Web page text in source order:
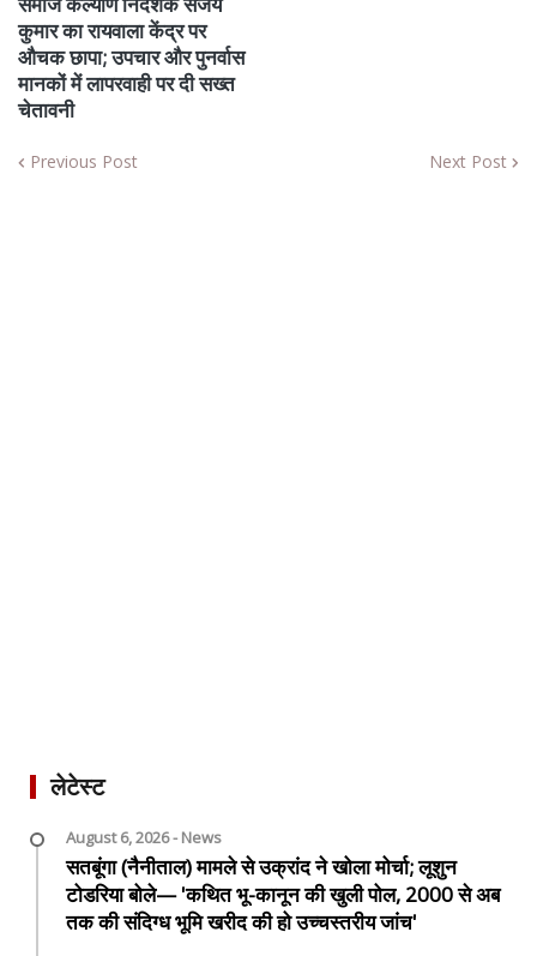
कुमार का रायवाला केंद्र पर
औचक छापा; उपचार और पुनर्वास
मानकों में लापरवाही पर दी सख्त
चेतावनी
Previous Post Next Post
लेटेस्ट
August 6, 2026 - News
सतबूंगा (नैनीताल) मामले से उक्रांद ने खोला मोर्चा; लूशुन
टोडरिया बोले— 'कथित भू-कानून की खुली पोल, 2000 से अब
तक की संदिग्ध भूमि खरीद की हो उच्चस्तरीय जांच'